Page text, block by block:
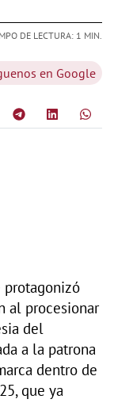
DE LECTURA: 1 MIN.
en Google
protagonizó
al procesionar
del
a la patrona
dentro de
que ya